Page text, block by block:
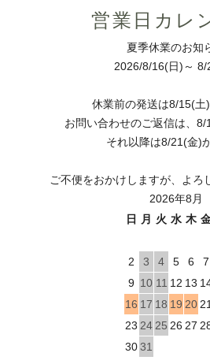
営業日カレ
夏季休業のお知
2026/8/16(日)～ 8/
休業前の発送は8/15(土
お問い合わせのご返信は、
それ以降は8/21(金)
ご不便をおかけしますが、よろ
2026年8月
日
月 火 水 木
2
3 4 5 6 7
9 10 11 12 13
16 17 18 19 20 21
23 24 25 26 27
3031